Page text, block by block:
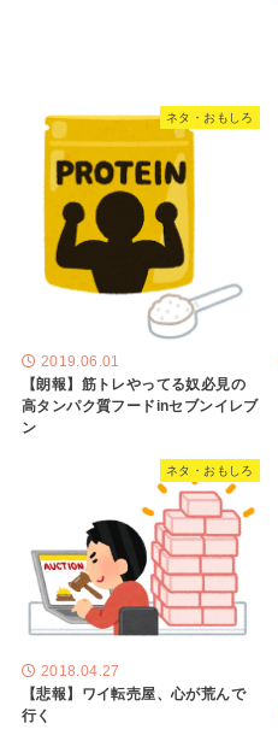
ネタ・おもしろ
2019.06.01
【朗報】筋トレやってる奴必見の
高タンパク質フードinセブンイレブ
ン
ネタ・おもしろ
2018.04.27
【悲報】ワイ転売屋、心が荒んで
行く